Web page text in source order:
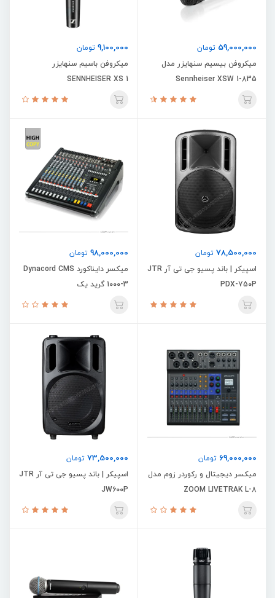
59,000,000 تومان
میکروفن بیسیم سنهایزر مدل
Sennheiser XSW 1-835
9,100,000 تومان
میکروفن باسیم سنهایزر
SENNHEISER XS 1
78,500,000 تومان
اسپیکر | باند پسیو جی تی آر JTR
PDX-750P
98,000,000 تومان
میکسر دایناکورد Dynacord CMS
1000-3 گرید یک
69,000,000 تومان
میکسر دیجیتال و رکوردر زوم مدل
ZOOM LIVETRAK L-8
73,500,000 تومان
اسپیکر | باند پسیو جی تی آر JTR
JW600P